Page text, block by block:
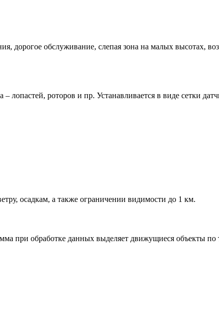
дорогое обслуживание, слепая зона на малых высотах,
лопастей, роторов и пр. Устанавливается в виде сетки
осадкам, а также ограничении видимости до 1 км.
при обработке данных выделяет движущиеся объекты по